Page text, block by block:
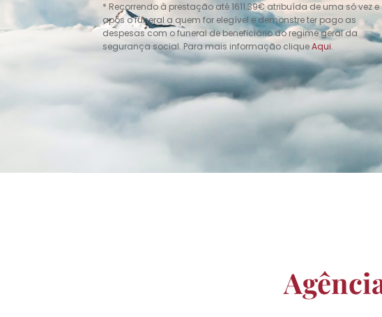
* Recorrendo à prestação até 1611.39€ atribuída de uma só vez e
após o funeral a quem for elegível e demonstre ter pago as
despesas com o funeral de beneficiário do regime geral da
segurança social. Para mais informação cliqueAqui.